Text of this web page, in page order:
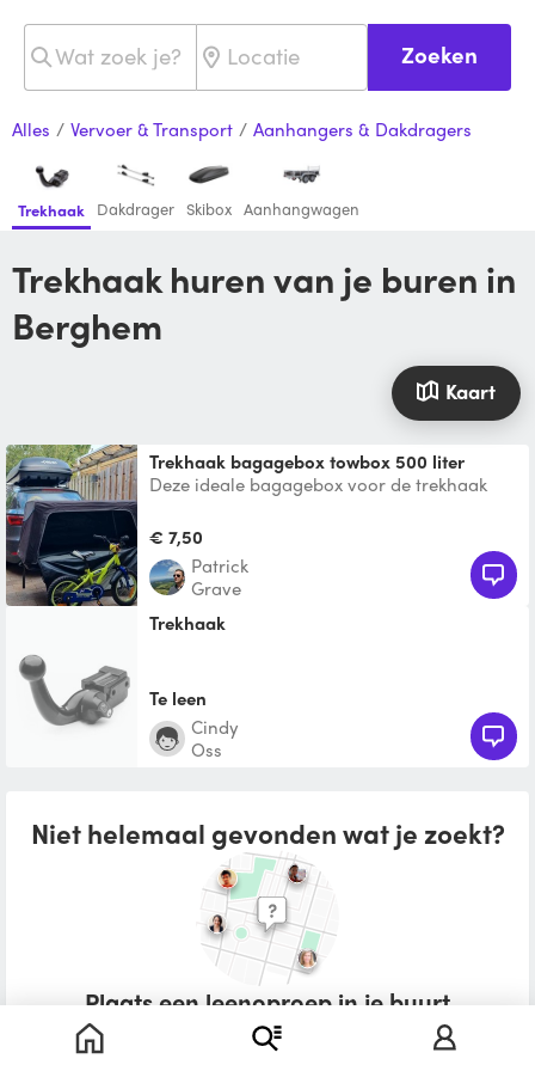
Zoeken
Alles / Vervoer & Transport / Aanhangers & Dakdragers
Trekhaak Dakdrager Skibox Aanhangwagen
Trekhaak huren van je buren in
Berghem
Kaart
Trekhaak bagagebox towbox 500 liter
Deze ideale bagagebox voor de trekhaak
bergruimte zonder heel
€ 7,50
Patrick
Grave
Trekhaak
Te leen
Cindy
Oss
Niet helemaal gevonden wat je zoekt?
Plaats een leenoproep in je buurt
Wat zou je willen lenen?